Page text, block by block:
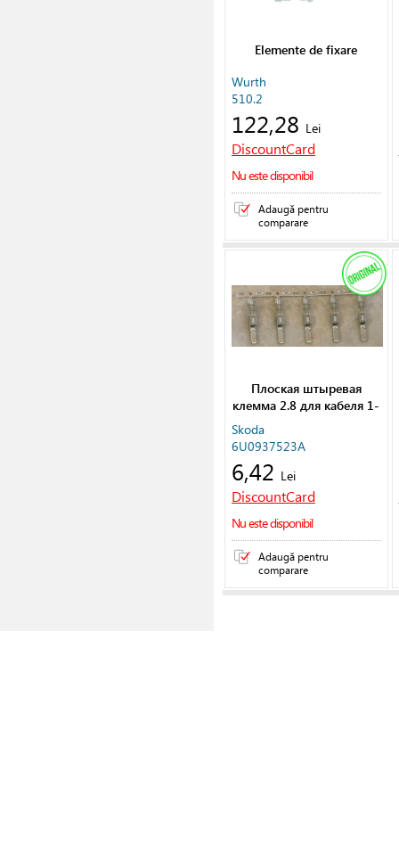
Elemente de fixare
Wurth
510.2
122,28 Lei
DiscountCard
Nu este disponibil
Adaugă pentru
comparare
Плоская штыревая
клемма 2.8 для кабеля 1-
Skoda
6U0937523A
6,42 Lei
DiscountCard
Nu este disponibil
Adaugă pentru
comparare